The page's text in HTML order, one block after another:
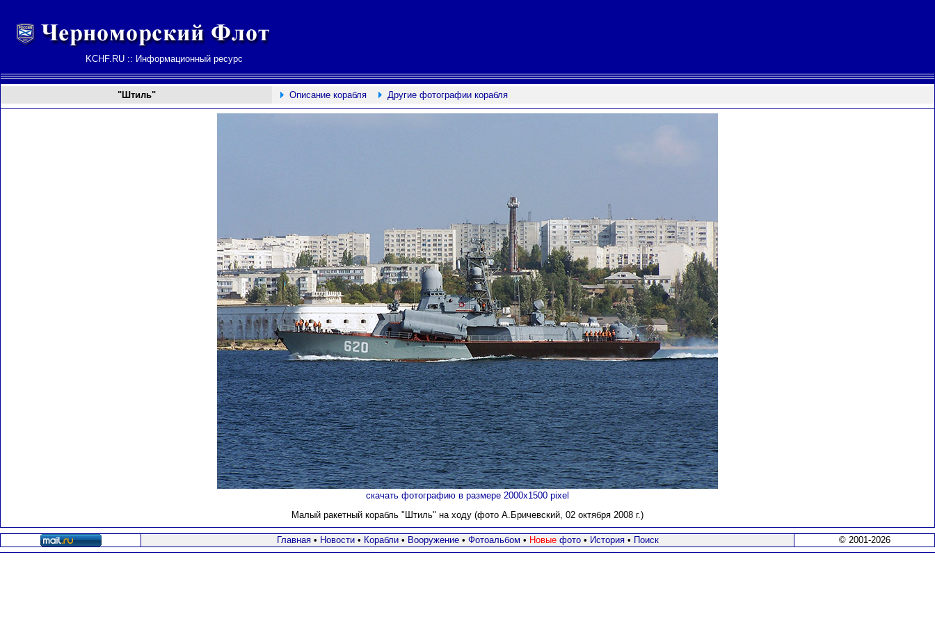
KCHF.RU :: Информационный ресурс
"Штиль" Описание корабля Другие фотографии корабля
скачать фотографию в размере 2000х1500 pixel
Малый ракетный корабль "Штиль" на ходу (фото А.Бричевский, 02 октября 2008 г.)
Главная• Новости• Корабли• Вооружение • Фотоальбом • Новыефото • История• Поиск © 2001-2026